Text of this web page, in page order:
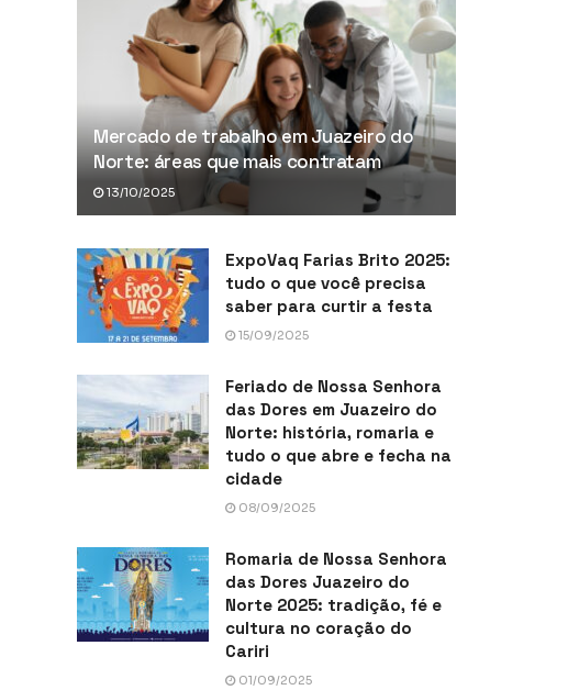
Mercado de trabalho em Juazeiro do
Norte: áreas que mais contratam
13/10/2025
ExpoVaq Farias Brito 2025:
tudo o que você precisa
saber para curtir a festa
15/09/2025
Feriado de Nossa Senhora
das Dores em Juazeiro do
Norte: história, romaria e
tudo o que abre e fecha na
cidade
08/09/2025
Romaria de Nossa Senhora
das Dores Juazeiro do
Norte 2025: tradição, fé e
cultura no coração do
Cariri
01/09/2025